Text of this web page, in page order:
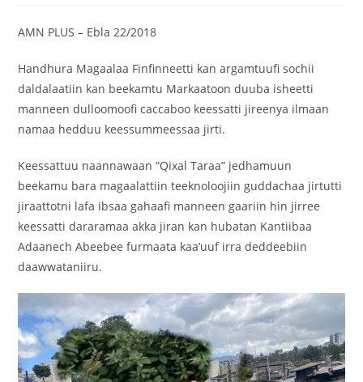
‎‎AMN PLUS – Ebla 22/2018
‎‎Handhura Magaalaa Finfinneetti kan argamtuufi sochii
daldalaatiin kan beekamtu Markaatoon duuba isheetti
manneen dulloomoofi caccaboo keessatti jireenya ilmaan
namaa hedduu keessummeessaa jirti.
‎‎Keessattuu naannawaan “Qixal Taraa” jedhamuun
beekamu bara magaalattiin teeknoloojiin guddachaa jirtutti
jiraattotni lafa ibsaa gahaafi manneen gaariin hin jirree
keessatti dararamaa akka jiran kan hubatan Kantiibaa
Adaanech Abeebee furmaata kaa’uuf irra deddeebiin
daawwataniiru.